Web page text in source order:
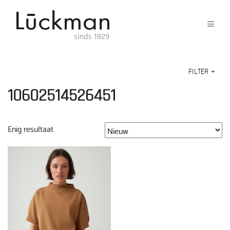
FILTER +
10602514526451
Enig resultaat